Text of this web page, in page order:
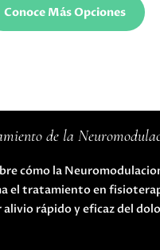
Conoce Más Opciones
de la
cómo la
el tratamiento en
alivio rápido y eficaz del